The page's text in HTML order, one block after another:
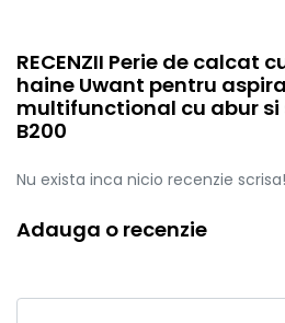
RECENZII Perie de calcat
haine Uwant pentru
multifunctional cu abur si
B200
Nu exista inca nicio recenzie scrisa!
Adauga o recenzie